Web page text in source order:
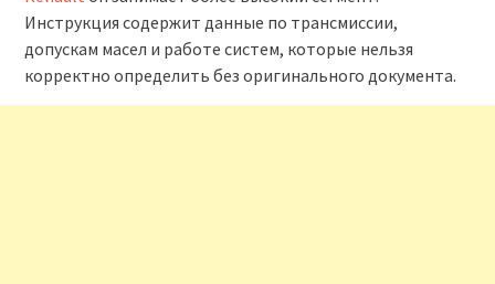
Инструкция содержит данные по трансмиссии,
допускам масел и работе систем, которые нельзя
корректно определить без оригинального документа.